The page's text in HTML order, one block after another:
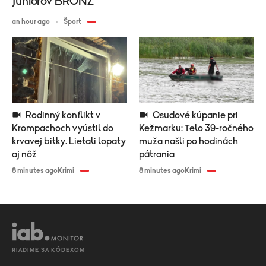
Krompachoch vyústil do
krvavej bitky. Lietali lopaty
aj nôž
8 minutes agoKrimi
Kežmarku: Telo 39-ročného
muža našli po hodinách
pátrania
8 minutes agoKrimi
an hour ago Šport
RIADIME SA KÓDEXOM